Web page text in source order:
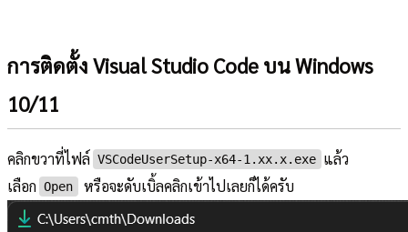
การติดตั้ง Visual Studio Code บน Windows
10/11
คลิกขวาที่ไฟล์ VSCodeUserSetup-x64-1.xx.x.exe แล้ว
เลือก Open หรือจะดับเบิ้ลคลิกเข้าไปเลยก็ได้ครับ